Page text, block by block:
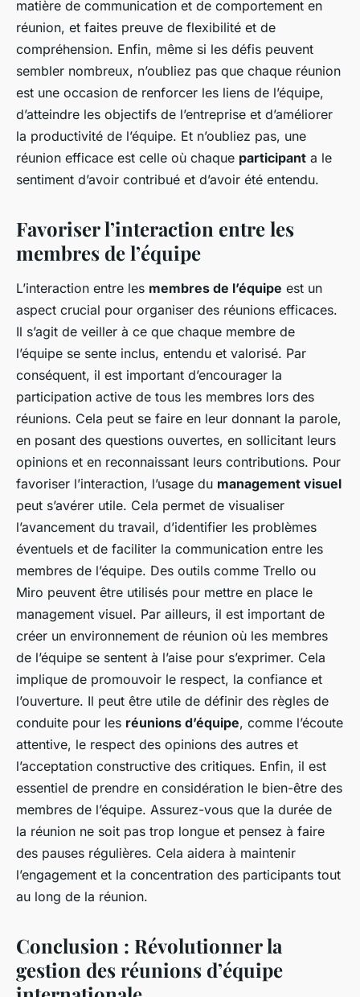
matière de communication et de comportement en
réunion, et faites preuve de flexibilité et de
compréhension. Enfin, même si les défis peuvent
sembler nombreux, n’oubliez pas que chaque réunion
est une occasion de renforcer les liens de l’équipe,
d’atteindre les objectifs de l’entreprise et d’améliorer
la productivité de l’équipe. Et n’oubliez pas, une
réunion efficace est celle où chaque participant a le
sentiment d’avoir contribué et d’avoir été entendu.
Favoriser l’interaction entre les
membres de l’équipe
L’interaction entre les membres de l’équipe est un
aspect crucial pour organiser des réunions efficaces.
Il s’agit de veiller à ce que chaque membre de
l’équipe se sente inclus, entendu et valorisé. Par
conséquent, il est important d’encourager la
participation active de tous les membres lors des
réunions. Cela peut se faire en leur donnant la parole,
en posant des questions ouvertes, en sollicitant leurs
opinions et en reconnaissant leurs contributions. Pour
favoriser l’interaction, l’usage du management visuel
peut s’avérer utile. Cela permet de visualiser
l’avancement du travail, d’identifier les problèmes
éventuels et de faciliter la communication entre les
membres de l’équipe. Des outils comme Trello ou
Miro peuvent être utilisés pour mettre en place le
management visuel. Par ailleurs, il est important de
créer un environnement de réunion où les membres
de l’équipe se sentent à l’aise pour s’exprimer. Cela
implique de promouvoir le respect, la confiance et
l’ouverture. Il peut être utile de définir des règles de
conduite pour les réunions d’équipe, comme l’écoute
attentive, le respect des opinions des autres et
l’acceptation constructive des critiques. Enfin, il est
essentiel de prendre en considération le bien-être des
membres de l’équipe. Assurez-vous que la durée de
la réunion ne soit pas trop longue et pensez à faire
des pauses régulières. Cela aidera à maintenir
l’engagement et la concentration des participants tout
au long de la réunion.
Conclusion : Révolutionner la
gestion des réunions d’équipe